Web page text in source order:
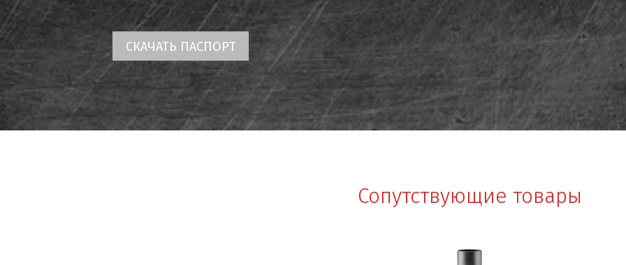
СКАЧАТЬ ПАСПОРТ
Сопутствующие товары